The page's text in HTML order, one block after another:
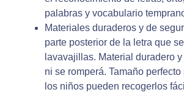
palabras y vocabulario
Materiales duraderos y de
parte posterior de la letra que
lavavajillas. Material duradero
ni se romperá. Tamaño
los niños pueden recogerlos